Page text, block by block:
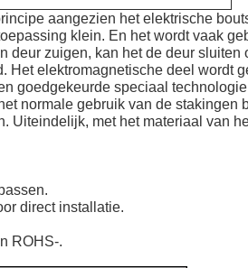
aangezien het elektrische
klein. En het wordt vaak
deur zuigen, kan het de deur sluiten
elektromagnetische deel wordt
goedgekeurde speciaal
normale gebruik van de stakingen
Uiteindelijk, met het materiaal van
direct installatie.
ROHS-.